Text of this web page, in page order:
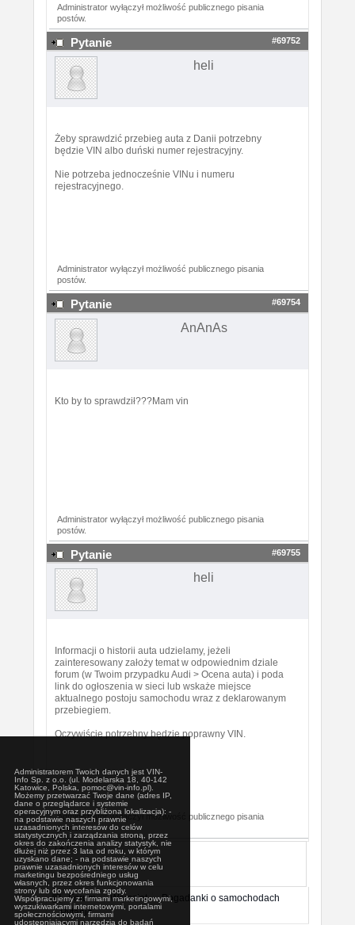
Administratorem Twoich danych jest VIN-
Info Sp. z o.o. (ul. Modelarska 18, 40-142
Katowice, Polska, pomoc@vin-info.pl).
Możemy przetwarzać Twoje dane (adres IP,
dane o przeglądarce i systemie
operacyjnym oraz przybliżona lokalizacja): -
na podstawie naszych prawnie
uzasadnionych interesów do celów
statystycznych i zarządzania stroną, przez
okres do zakończenia analizy statystyk, nie
dłużej niż przez 3 lata od roku, w którym
uzyskano dane; - na podstawie naszych
prawnie uzasadnionych interesów w celu
marketingu bezpośredniego usług
własnych, przez okres funkcjonowania
strony lub do wycofania zgody.
Współpracujemy z: firmami marketingowymi,
wyszukiwarkami internetowymi, portalami
społecznościowymi, firmami
udostępniającymi narzędzia do badań
Administrator wyłączył możliwość publicznego pisania
postów.
Pytanie #69752
heli
Żeby sprawdzić przebieg auta z Danii potrzebny
będzie VIN albo duński numer rejestracyjny.
Nie potrzeba jednocześnie VINu i numeru
rejestracyjnego.
Administrator wyłączył możliwość publicznego pisania
postów.
Pytanie #69754
AnAnAs
Kto by to sprawdził???Mam vin
Administrator wyłączył możliwość publicznego pisania
postów.
Pytanie #69755
heli
Informacji o historii auta udzielamy, jeżeli
zainteresowany założy temat w odpowiednim dziale
forum (w Twoim przypadku Audi > Ocena auta) i poda
link do ogłoszenia w sieci lub wskaże miejsce
aktualnego postoju samochodu wraz z deklarowanym
przebiegiem.
Oczywiście potrzebny będzie poprawny VIN.
Administrator wyłączył możliwość publicznego pisania
postów.
Forum Warsztat
Pogadanki o samochodach
Pytanie